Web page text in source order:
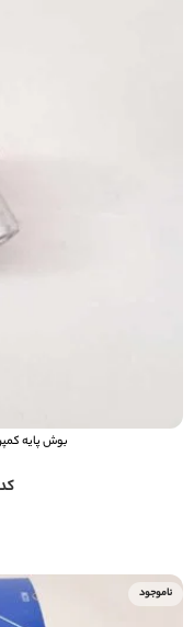
بوش پايه
ناموجود